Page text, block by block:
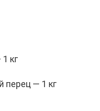
кг
перец — 1 кг